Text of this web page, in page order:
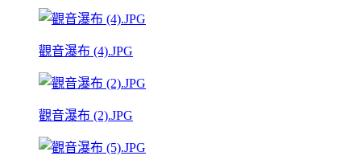
觀音瀑布 (4).JPG
觀音瀑布 (2).JPG